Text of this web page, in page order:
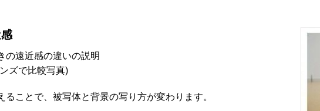
の遠近感の違いの説明
ズで比較写真)
ることで、被写体と背景の写り方が変わります。